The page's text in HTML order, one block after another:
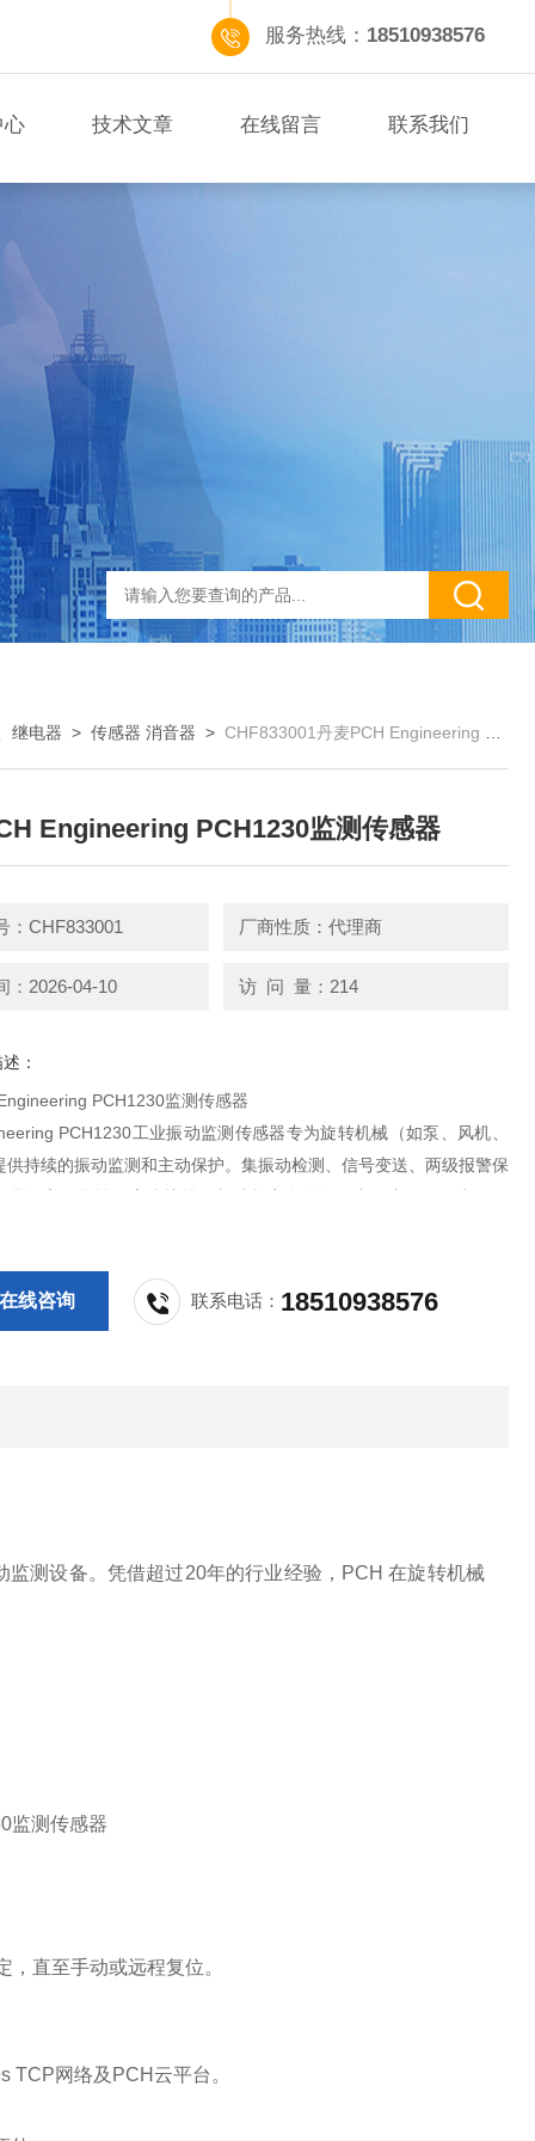
服务热线： 18510938576
心 技术文章 在线留言 联系我们
继电器 >传感器 消音器 >CHF833001丹麦PCH Engineering PCH1230监测传感器
Engineering PCH1230监测传感器
：CHF833001 厂商性质：代理商
：2026-04-10 访 问 量：214
：
PCH1230监测传感器
PCH1230工业振动监测传感器专为旋转机械（如泵、风机、
供持续的振动监测和主动保护。集振动检测、信号变送、两级报警保
具备高可靠性、高防护等级与功能安全认证，广泛应用于风电、电
在线咨询 联系电话： 18510938576
测设备。凭借超过20年的行业经验，PCH 在旋转机械
直至手动或远程复位。
TCP网络及PCH云平台。